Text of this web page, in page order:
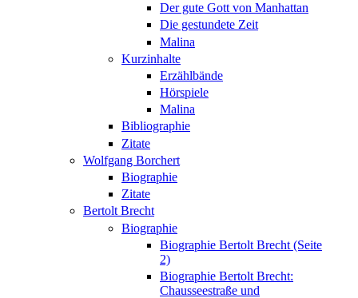
Der gute Gott von Manhattan
Die gestundete Zeit
Malina
Kurzinhalte
Erzählbände
Hörspiele
Malina
Bibliographie
Zitate
Wolfgang Borchert
Biographie
Zitate
Bertolt Brecht
Biographie
Biographie Bertolt Brecht (Seite
2)
Biographie Bertolt Brecht:
Chausseestraße und